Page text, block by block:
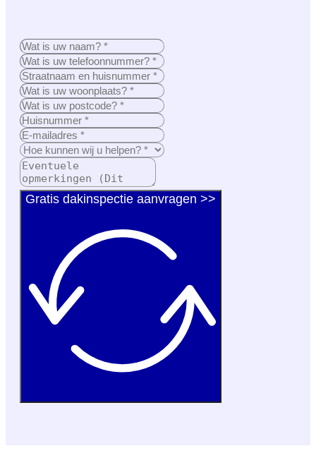
Gratis dakinspectie aanvragen >>